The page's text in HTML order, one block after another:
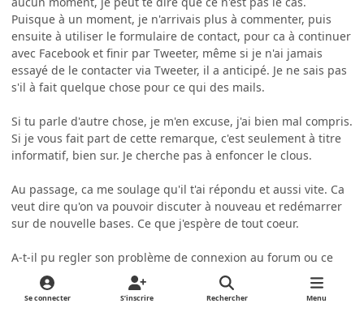
Puisque à un moment, je n'arrivais plus à commenter, puis
ensuite à utiliser le formulaire de contact, pour ca à continuer
avec Facebook et finir par Tweeter, même si je n'ai jamais
essayé de le contacter via Tweeter, il a anticipé. Je ne sais pas
s'il à fait quelque chose pour ce qui des mails.
Si tu parle d'autre chose, je m'en excuse, j'ai bien mal compris.
Si je vous fait part de cette remarque, c'est seulement à titre
informatif, bien sur. Je cherche pas à enfoncer le clous.
Au passage, ca me soulage qu'il t'ai répondu et aussi vite. Ca
veut dire qu'on va pouvoir discuter à nouveau et redémarrer
sur de nouvelle bases. Ce que j'espère de tout coeur.
A-t-il pu regler son problème de connexion au forum ou ce
n'est toujours pas le cas ?
Se connecter S’inscrire Rechercher Menu